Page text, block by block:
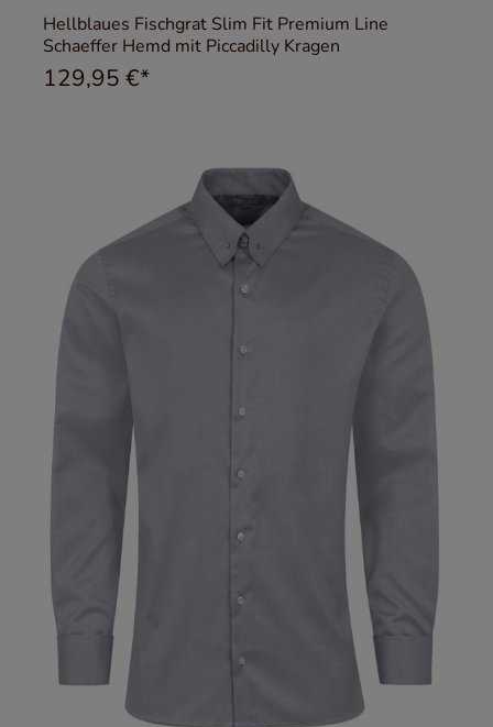
Hellblaues Fischgrat Slim Fit Premium Line
Schaeffer Hemd mit Piccadilly Kragen
129,95 €*